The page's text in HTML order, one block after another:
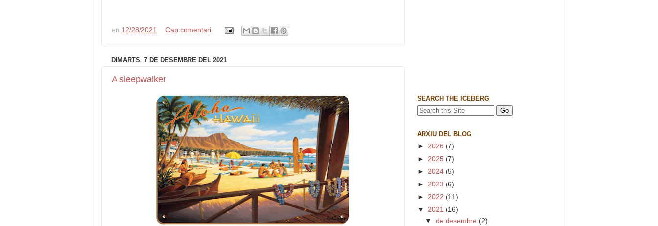
en 12/28/2021 Cap comentari:
DIMARTS, 7 DE DESEMBRE DEL 2021
A sleepwalker
SEARCH THE ICEBERG
ARXIU DEL BLOG
► 2026 (7)
► 2025 (7)
► 2024 (5)
► 2023 (6)
► 2022 (11)
▼ 2021 (16)
▼de desembre (2)